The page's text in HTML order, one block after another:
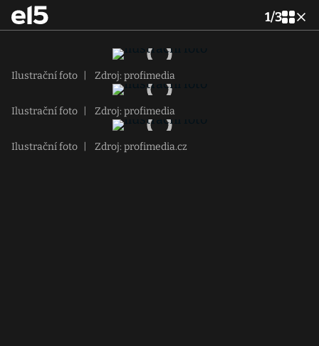
1/3
Ilustrační foto Zdroj: profimedia
Ilustrační foto Zdroj: profimedia
Ilustrační foto Zdroj: profimedia.cz